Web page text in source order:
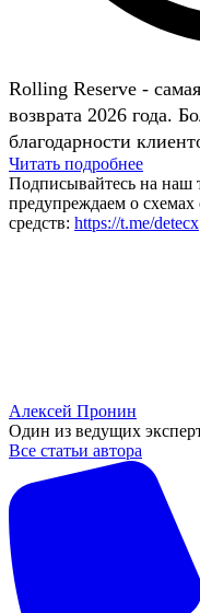
Rolling Reserve -
возврата 2026 года.
благодарности
Читать подробнее
Подписывайтесь на наш
предупреждаем о схемах
средств: https://t.me/detecx
Алексей Пронин
Один из ведущих
Все статьи автора